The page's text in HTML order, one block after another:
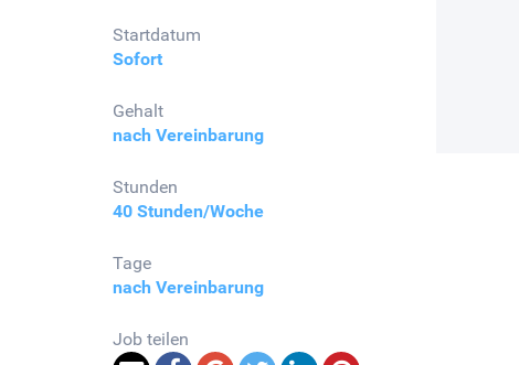
Startdatum
Sofort
Gehalt
nach Vereinbarung
Stunden
40 Stunden/Woche
Tage
nach Vereinbarung
Job teilen